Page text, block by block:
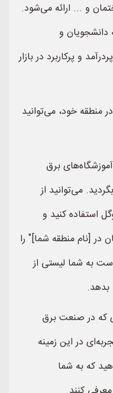
و ... ارائه می‌شود.
و
و پرکاربرد در بازار
منطقه خود، می‌توانید
برق
می‌توانید از
استفاده کنید و
در [نام منطقه شما]" را
به شما لیستی از
بدهد.
که در صنعت برق
در این زمینه
که به شما